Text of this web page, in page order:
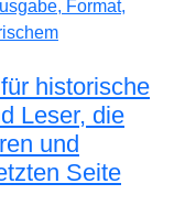
historische
Leser, die
und
Seite